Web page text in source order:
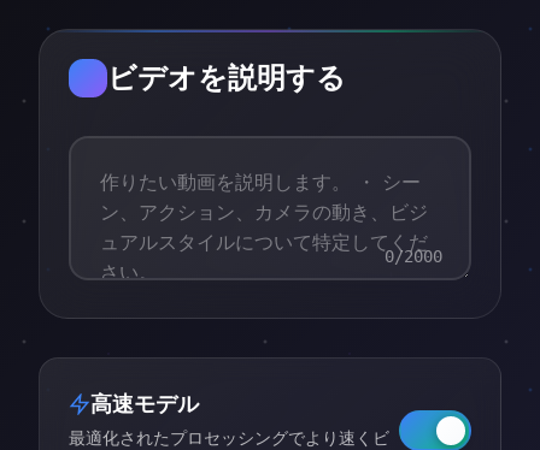
ビデオを説明する
0/2000
高速モデル
最適化されたプロセッシングでより速くビ